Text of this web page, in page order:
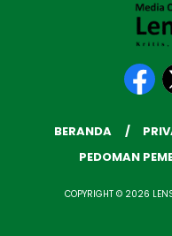
BERANDA
PEDOMAN
COPYRIGHT © 2026